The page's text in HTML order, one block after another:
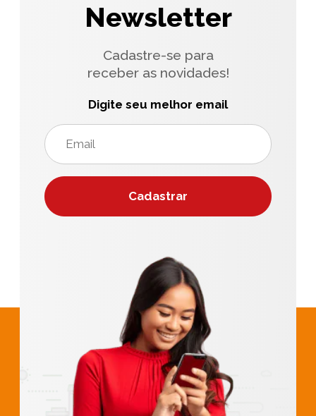
Newsletter
Cadastre-se para
receber as novidades!
Digite seu melhor email